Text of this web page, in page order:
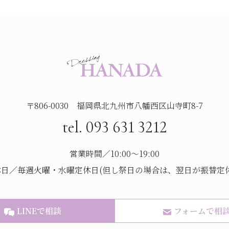
〒806-0030 福岡県北九州市八幡西区山寺町8-7
tel. 093 631 3212
営業時間／10:00～19:00
／毎週火曜・水曜定休日(但し祭日の場合は、翌日が振替定
LINEで相談 フォームで相